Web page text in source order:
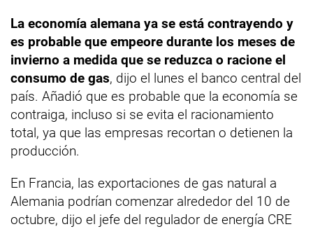
La economía alemana ya se está contrayendo y
es probable que empeore durante los meses de
invierno a medida que se reduzca o racione el
consumo de gas, dijo el lunes el banco central del
país. Añadió que es probable que la economía se
contraiga, incluso si se evita el racionamiento
total, ya que las empresas recortan o detienen la
producción.
En Francia, las exportaciones de gas natural a
Alemania podrían comenzar alrededor del 10 de
octubre, dijo el jefe del regulador de energía CRE